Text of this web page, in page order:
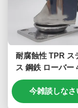
耐腐蝕性 TPR ス
ス 鋼鉄 ローバー
チ トロッリー 車
機器のための中級
今雑談しなさ